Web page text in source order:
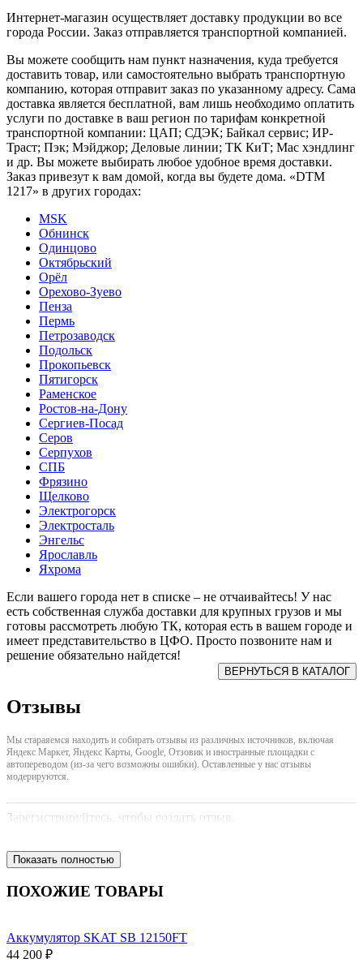
Интернет-магазин осуществляет доставку продукции во все
города России. Заказ отправляется транспортной компанией.
Вы можете сообщить нам пункт назначения, куда требуется
доставить товар, или самостоятельно выбрать транспортную
компанию, которая отправит заказ по указанному адресу. Сама
доставка является бесплатной, вам лишь необходимо оплатить
услуги по доставке в ваш регион по тарифам конкретной
транспортной компании: ЦАП; СДЭК; Байкал сервис; ИР-
Траст; Пэк; Мэйджор; Деловые линии; ТК КиТ; Мас хэндлинг
и др. Вы можете выбирать любое удобное время доставки.
Заказ привезут к вам домой, когда вы будете дома. «DTM
1217» в других городах:
MSK
Обнинск
Одинцово
Октябрьский
Орёл
Орехово-Зуево
Пенза
Пермь
Петрозаводск
Подольск
Прокопьевск
Пятигорск
Раменское
Ростов-на-Дону
Сергиев-Посад
Серов
Серпухов
СПБ
Фрязино
Щелково
Электрогорск
Электросталь
Энгельс
Ярославль
Яхрома
Если вашего города нет в списке – не отчаивайтесь! У нас
есть собственная служба доставки для крупных грузов и мы
готовы рассмотреть любую ТК, которая есть в вашем городе и
имеет представительство в ЦФО. Просто позвоните нам и
решение обязательно найдется!
Отзывы
Мы стараяемся находить и собирать отзывы из различных источников, включая
Яндекс Маркет, Яндекс Карты, Google, Отзовик и иностранные площадки с
автопереводом (из-за чего возможны ошибки). Оставленные у нас отзывы
модерируются.
Зарегистрируйтесь, чтобы создать отзыв.
Показать полностью
ПОХОЖИЕ ТОВАРЫ
Аккумулятор SKAT SB 12150FT
44 200 ₽